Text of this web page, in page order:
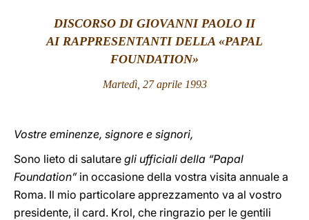
中文
DISCORSO DI GIOVANNI PAOLO II
AI RAPPRESENTANTI DELLA «PAPAL
FOUNDATION»
Martedì, 27 aprile 1993
Vostre eminenze, signore e signori,
Sono lieto di salutare gli ufficiali della “Papal
Foundation” in occasione della vostra visita annuale a
Roma. Il mio particolare apprezzamento va al vostro
presidente, il card. Krol, che ringrazio per le gentili